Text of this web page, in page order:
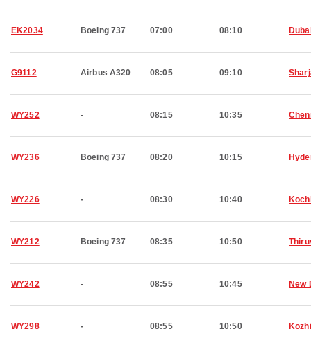
EK2034 Boeing 737 07:00 08:10
G9112 Airbus A320 08:05 09:10
WY252 - 08:15 10:35
WY236 Boeing 737 08:20 10:15
WY226 - 08:30 10:40
WY212 Boeing 737 08:35 10:50
WY242 - 08:55 10:45 New
WY298 - 08:55 10:50